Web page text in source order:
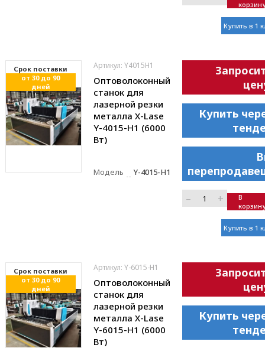
Купить в 1
Cрок поставки
от 30 до 90
дней
Артикул: Y4015H1
Оптоволоконный
станок для
лазерной резки
металла X-Lase
Y-4015-H1 (6000
Вт)
Модель Y-4015-H1
Купить
– +
В
Купить в 1
Cрок поставки
от 30 до 90
дней
Артикул: Y-6015-H1
Оптоволоконный
станок для
лазерной резки
металла X-Lase
Y-6015-H1 (6000
Вт)
Купить